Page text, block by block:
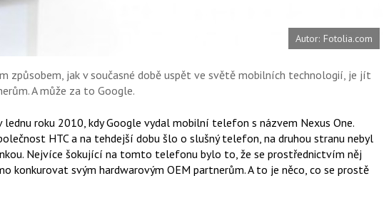
Autor: Fotolia.com
způsobem, jak v současné době uspět ve světě mobilních technologií, je jít
A může za to Google.
lednu roku 2010, kdy Google vydal mobilní telefon s názvem Nexus One.
HTC a na tehdejší dobu šlo o slušný telefon, na druhou stranu nebyl
Nejvíce šokující na tomto telefonu bylo to, že se prostřednictvím něj
konkurovat svým hardwarovým OEM partnerům. A to je něco, co se prostě